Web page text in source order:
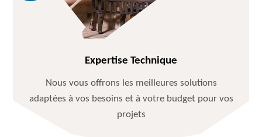
Expertise Technique
Nous vous offrons les meilleures solutions
adaptées à vos besoins et à votre budget pour vos
projets